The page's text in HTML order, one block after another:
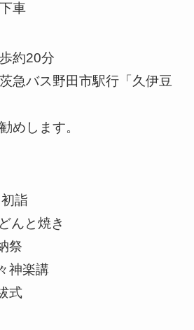
車
約20分
急バス野田市駅行「久伊豆
めします。
詣
んと焼き
祭
神楽講
式